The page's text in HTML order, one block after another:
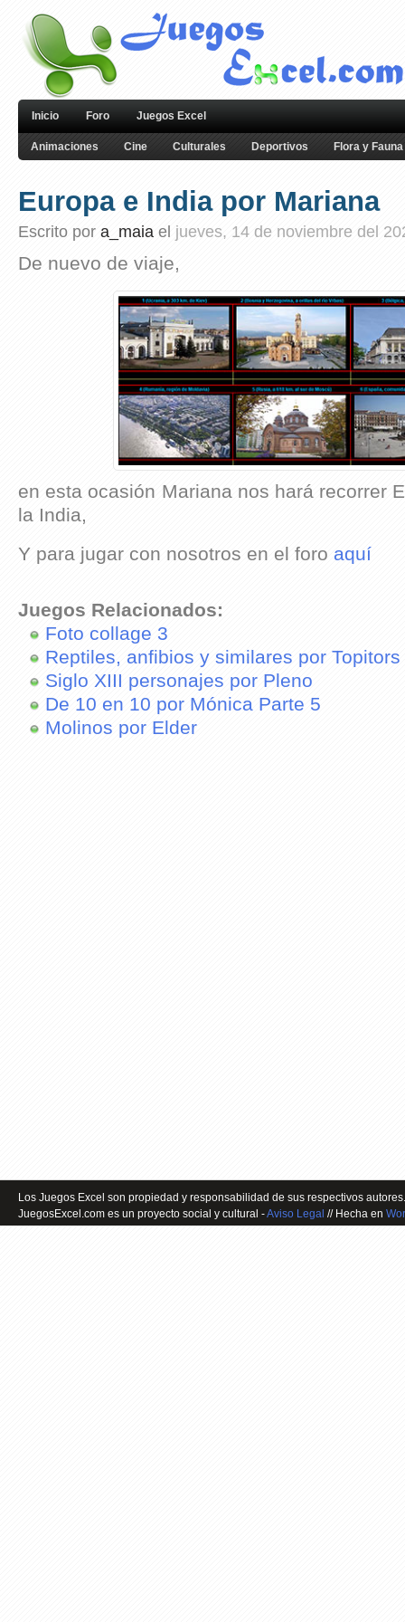
Inicio Foro Juegos Excel
Animaciones Cine Culturales Deportivos Flora y Fauna
Europa e India por Mariana
Escrito por a_maia el jueves, 14 de noviembre del
De nuevo de viaje,
en esta ocasión Mariana nos hará recorrer
la India,
Y para jugar con nosotros en el foro aquí
Juegos Relacionados:
Foto collage 3
Reptiles, anfibios y similares por Topitors
Siglo XIII personajes por Pleno
De 10 en 10 por Mónica Parte 5
Molinos por Elder
Los Juegos Excel son propiedad y responsabilidad de sus respectivos
JuegosExcel.com es un proyecto social y cultural -Aviso Legal // Hecha en